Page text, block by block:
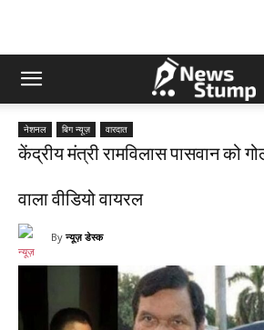
नेशनल बिग न्यूज़ वारदात
केंद्रीय मंत्री रामविलास पासवान को
वाला वीडियो वायरल
By न्यूज़ डेस्क